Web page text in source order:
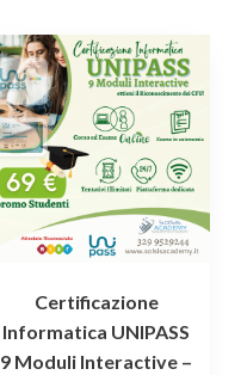
Certificazione
Informatica UNIPASS
9 Moduli Interactive –